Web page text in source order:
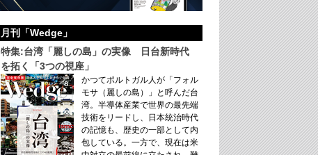
月刊「Wedge」
特集:台湾「麗しの島」の実像 日台新時代
を拓く「3つの視座」
かつてポルトガル人が「フォル
モサ（麗しの島）」と呼んだ台
湾。半導体産業で世界の最先端
技術をリードし、日本統治時代
の記憶も、歴史の一部として内
包している。一方で、現在は米